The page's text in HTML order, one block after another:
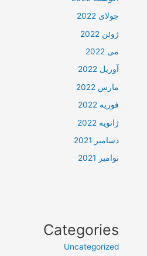
جولای 2022
ژوئن 2022
می 2022
آوریل 2022
مارس 2022
فوریه 2022
ژانویه 2022
دسامبر 2021
نوامبر 2021
Categories
Uncategorized